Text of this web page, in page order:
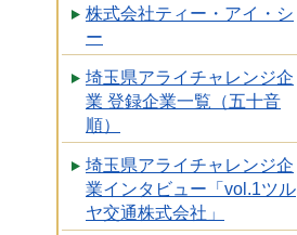
株式会社ティー・アイ・シ
ー
埼玉県アライチャレンジ企
業 登録企業一覧（五十音
順）
埼玉県アライチャレンジ企
業インタビュー「vol.1ツル
ヤ交通株式会社」